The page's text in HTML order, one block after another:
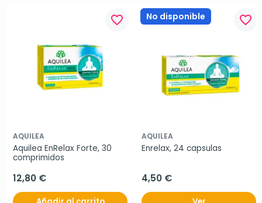
favorite_border
AQUILEA
Aquilea EnRelax Forte, 30
comprimidos
12,80 €
No disponible favorite_border
AQUILEA
Enrelax, 24 capsulas
4,50 €